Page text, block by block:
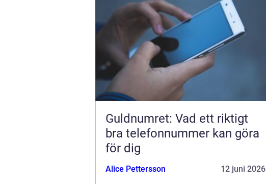
Guldnumret: Vad ett riktigt
bra telefonnummer kan göra
för dig
Alice Pettersson 12 juni 2026